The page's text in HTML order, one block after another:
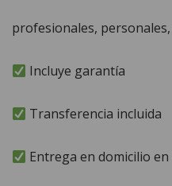
profesionales,
Incluye garantía
Transferencia incluida
Entrega en domicilio